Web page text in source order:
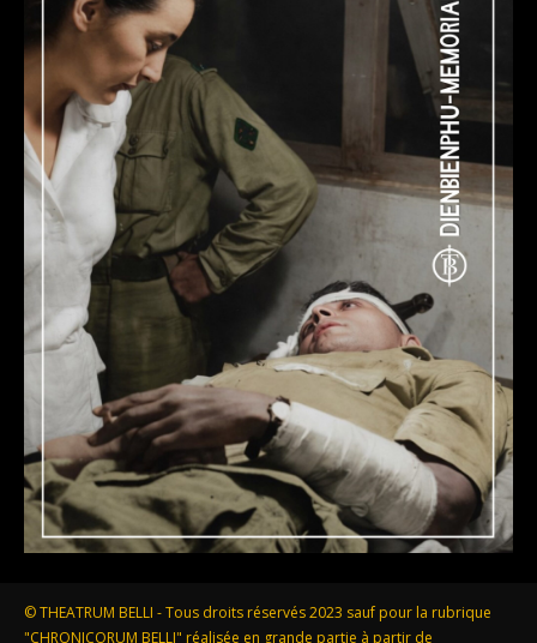
© THEATRUM BELLI - Tous droits réservés 2023 sauf pour la rubrique
"CHRONICORUM BELLI" réalisée en grande partie à partir de